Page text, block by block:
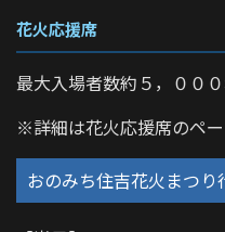
花火応援席
最大入場者数約５，００
※詳細は花火応援席のペー
おのみち住吉花火まつり